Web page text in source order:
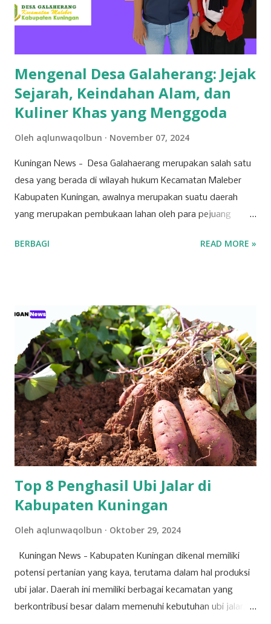
dan konstruksi juga menjadi pilar penting bagi
perekonomian Kuningan. Beberapa perusahaan besar di
bidang ini terlibat dalam pembangunan infrastruktur yang
tidak hanya bermanfaat bagi daerah, tetapi...
Mengenal Desa Galaherang: Jejak
Sejarah, Keindahan Alam, dan
Kuliner Khas yang Menggoda
Oleh aqlunwaqolbun November 07, 2024
Kuningan News - Desa Galahaerang merupakan salah satu
desa yang berada di wilayah hukum Kecamatan Maleber
Kabupaten Kuningan, awalnya merupakan suatu daerah
yang merupakan pembukaan lahan oleh para pejuang
(Galaherang). Mereka mendirikan sebuah tempat
Arsanata. Kedua orang inilah yang menjadi sosok dalam
kisah cikal bakal terbentuknya nama Galaherang. Konon
katanya, pada waktu itu Mbah Buyut Arsanata
menancapkan sebuah tongkat dengan cara berjalan,
tongkat itu dimaksud untuk mencari sumber mata air yang
sekarang disebut sungai Cigalaherang. Desa Galaherang
memiliki luas wilayah ±32 km², berada diketinggian 1000-
1500 Mdpl dengan iklim tropis. Secara administratif terdiri
dari 6 Rukun Warga dan 11 Rukun Tetangga yang dibagi
dalam 6 Dusun. Desa ini memiliki popul...
BERBAGI READ MORE »
Top 8 Penghasil Ubi Jalar di
Kabupaten Kuningan
Oleh aqlunwaqolbun Oktober 29, 2024
Kuningan News - Kabupaten Kuningan dikenal memiliki
potensi pertanian yang kaya, terutama dalam hal produksi
ubi jalar. Daerah ini memiliki berbagai kecamatan yang
berkontribusi besar dalam memenuhi kebutuhan ubi jalar,